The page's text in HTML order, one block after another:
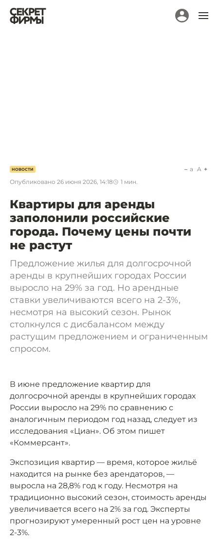
НОВОСТИ
Опубликовано 26 июня 2026, 14:18 1 мин.
a A
Квартиры для аренды
заполонили российские
города. Почему цены почти
не растут
Предложение жилья для долгосрочной
аренды в крупнейших городах России
выросло на 29% за год. Но арендные
ставки увеличиваются всего на 2-3%,
несмотря на высокий сезон. Рынок
столкнулся с дисбалансом между
растущим предложением и ограниченным
спросом.
В июне предложение квартир для
долгосрочной аренды в крупнейших городах
России выросло на 29% по сравнению с
аналогичным периодом год назад, следует из
исследования «Циан». Об этом пишет
«Коммерсант».
Экспозиция квартир — время, которое жильё
находится на рынке без арендаторов, —
выросла на 28,8% год к году. Несмотря на
традиционно высокий сезон, стоимость аренды
увеличивается всего на 2% за год. Эксперты
прогнозируют умеренный рост цен на уровне
2-3%.